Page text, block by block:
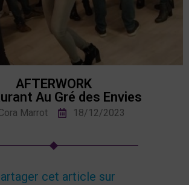
AFTERWORK
Au Gré des Envies
Marrot 18/12/2023
cet article sur